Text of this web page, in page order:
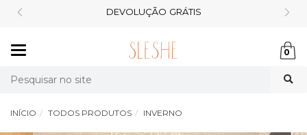
DEVOLUÇÃO GRÁTIS
0
INÍCIO TODOS PRODUTOS INVERNO